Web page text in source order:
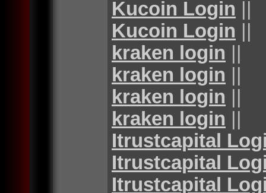
Kucoin Login ||
Kucoin Login ||
kraken login ||
kraken login ||
kraken login ||
kraken login ||
Itrustcapital
Itrustcapital
Itrustcapital